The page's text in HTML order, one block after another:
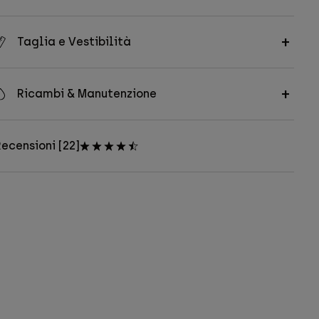
Taglia e Vestibilità
Ricambi & Manutenzione
[22]